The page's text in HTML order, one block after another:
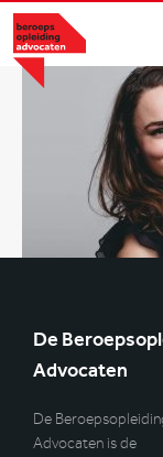
De
Advocaten
De
Advocaten is de